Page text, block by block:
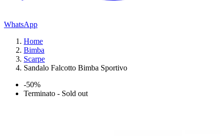
WhatsApp
Home
Bimba
Scarpe
Sandalo Falcotto Bimba Sportivo
-50%
Terminato - Sold out